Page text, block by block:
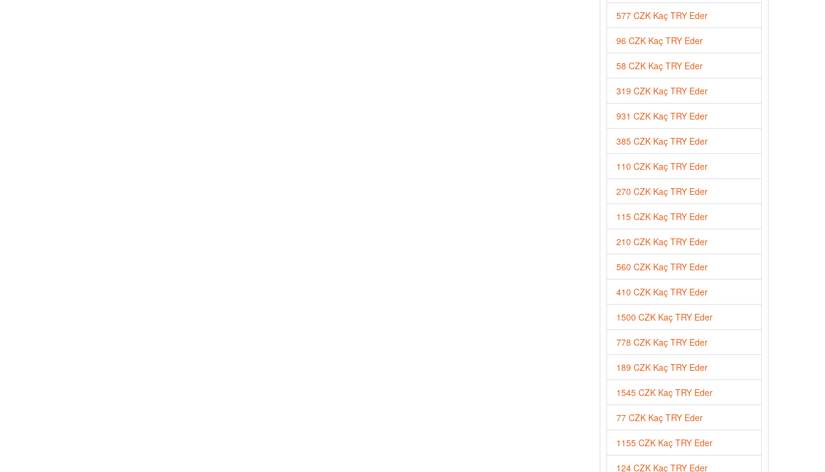
577 CZK Kaç TRY Eder
96 CZK Kaç TRY Eder
58 CZK Kaç TRY Eder
319 CZK Kaç TRY Eder
931 CZK Kaç TRY Eder
385 CZK Kaç TRY Eder
110 CZK Kaç TRY Eder
270 CZK Kaç TRY Eder
115 CZK Kaç TRY Eder
210 CZK Kaç TRY Eder
560 CZK Kaç TRY Eder
410 CZK Kaç TRY Eder
1500 CZK Kaç TRY Eder
778 CZK Kaç TRY Eder
189 CZK Kaç TRY Eder
1545 CZK Kaç TRY Eder
77 CZK Kaç TRY Eder
1155 CZK Kaç TRY Eder
124 CZK Kaç TRY Eder